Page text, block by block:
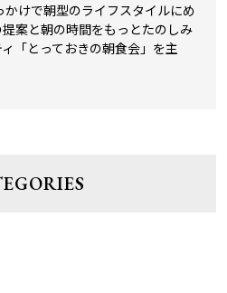
けで朝型のライフスタイルにめ
案と朝の時間をもっとたのしみ
「とっておきの朝食会」を主